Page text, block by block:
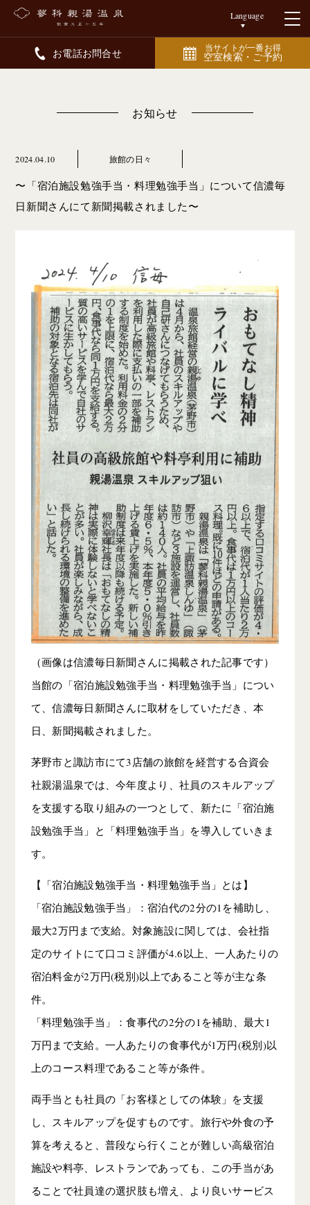
Language
お電話お問合せ 当サイトが一番お得
空室検索・ご予約
お知らせ
2024.04.10 旅館の日々
〜「宿泊施設勉強手当・料理勉強手当」について信濃毎
日新聞さんにて新聞掲載されました〜
（画像は信濃毎日新聞さんに掲載された記事です）
当館の「宿泊施設勉強手当・料理勉強手当」につい
て、信濃毎日新聞さんに取材をしていただき、本
日、新聞掲載されました。
茅野市と諏訪市にて3店舗の旅館を経営する合資会
社親湯温泉では、今年度より、社員のスキルアップ
を支援する取り組みの一つとして、新たに「宿泊施
設勉強手当」と「料理勉強手当」を導入していきま
す。
【「宿泊施設勉強手当・料理勉強手当」とは】
「宿泊施設勉強手当」：宿泊代の2分の1を補助し、
最大2万円まで支給。対象施設に関しては、会社指
定のサイトにて口コミ評価が4.6以上、一人あたりの
宿泊料金が2万円(税別)以上であること等が主な条
件。
「料理勉強手当」：食事代の2分の1を補助、最大1
万円まで支給。一人あたりの食事代が1万円(税別)以
上のコース料理であること等が条件。
両手当とも社員の「お客様としての体験」を支援
し、スキルアップを促すものです。旅行や外食の予
算を考えると、普段なら行くことが難しい高級宿泊
施設や料亭、レストランであっても、この手当があ
ることで社員達の選択肢も増え、より良いサービス